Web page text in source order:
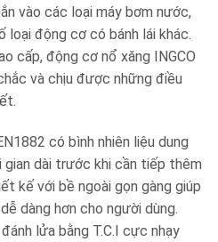
vào các loại máy bơm nước,
loại động cơ có bánh lái khác.
cấp, động cơ nổ xăng INGCO
và chịu được những điều
có bình nhiên liệu dung
dài trước khi cần tiếp thêm
kế với bề ngoài gọn gàng giúp
dàng hơn cho người dùng.
lửa bằng T.C.I cực nhạy